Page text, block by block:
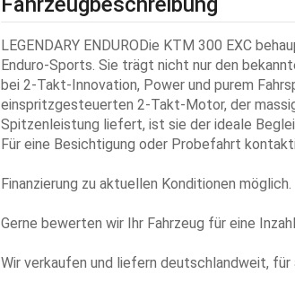
LEGENDARY ENDURODie KTM 300 EXC
Enduro-Sports. Sie trägt nicht nur den
bei 2-Takt-Innovation, Power und purem
einspritzgesteuerten 2-Takt-Motor, der
Spitzenleistung liefert, ist sie der ideale
Für eine Besichtigung oder Probefahrt
Finanzierung zu aktuellen Konditionen möglich.
Gerne bewerten wir Ihr Fahrzeug für eine
Wir verkaufen und liefern deutschlandweit, für